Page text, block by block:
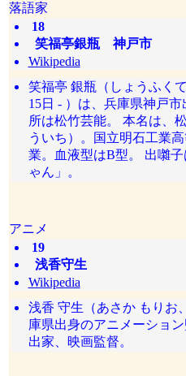
落語家
18
笑福亭銀瓶 神戸市
Wikipedia
笑福亭 銀瓶（しょうふく
15日 - ）は、兵庫県神戸
所は松竹芸能。 本名は、
ういち）。国立明石工業
業。血液型はB型。 出囃
ゃん」。
アニメ
19
浅香守生
Wikipedia
浅香 守生（あさか もりお
庫県出身のアニメーショ
出家、映画監督。